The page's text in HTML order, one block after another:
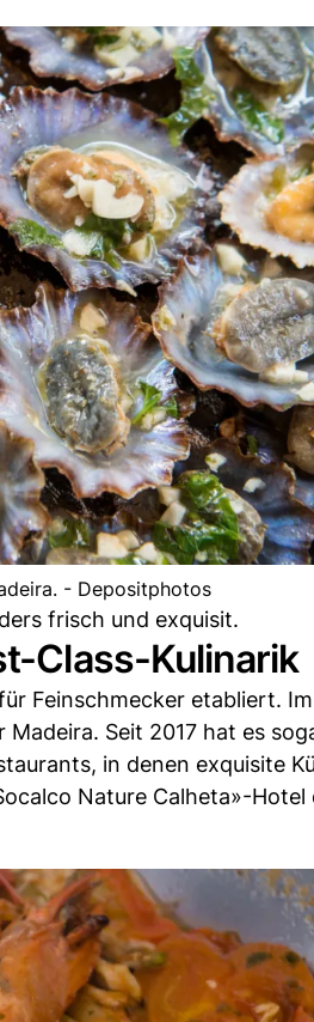
- Depositphotos
frisch und exquisit.
Class-Kulinarik
Feinschmecker etabliert.
Seit 2017 hat es
in denen exquisite
Nature Calheta»-Hotel